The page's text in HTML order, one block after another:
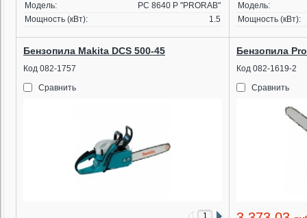
Модель:
PC 8640 P "PRORAB"
Мощность (кВт):
1.5
Модель:
Мощность (кВт):
Бензопила Makita DCS 500-45
Код 082-1757
Сравнить
Бензопила
Код 082-1619-2
Сравнить